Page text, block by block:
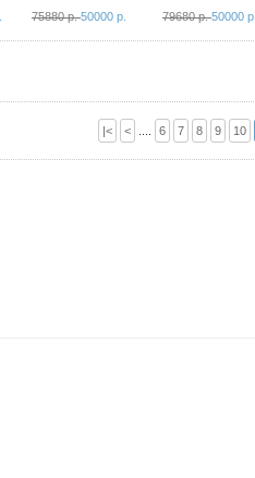
75880 р.50000 р. 79680 р.50000 р.
|< < 6 7 8 9 10